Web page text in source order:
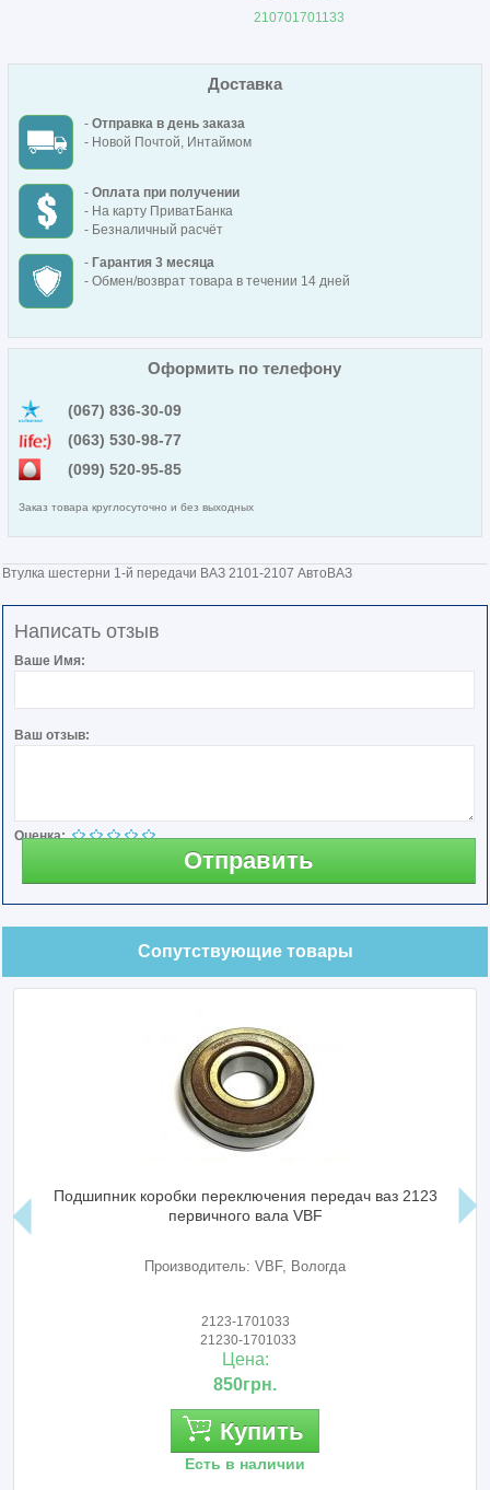
210701701133
Доставка
- Отправка в день заказа
- Новой Почтой, Интаймом
- Оплата при получении
- На карту ПриватБанка
- Безналичный расчёт
- Гарантия 3 месяца
- Обмен/возврат товара в течении 14 дней
Оформить по телефону
(067) 836-30-09
(063) 530-98-77
(099) 520-95-85
Заказ товара круглосуточно и без выходных
Втулка шестерни 1-й передачи ВАЗ 2101-2107 АвтоВАЗ
Написать отзыв
Ваше Имя:
Ваш отзыв:
Оценка:
Отправить
Сопутствующие товары
Подшипник коробки переключения передач ваз 2123
первичного вала VBF
Производитель: VBF, Вологда
2123-1701033
21230-1701033
Цена:
850грн.
Купить
Есть в наличии